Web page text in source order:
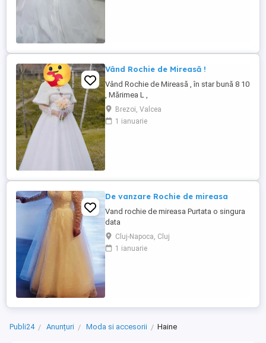
Vând Rochie de Mireasă !
Vând Rochie de Mireasă , în star bună 8 10
, Mărimea L ,
Brezoi, Valcea
1 ianuarie
De vanzare Rochie de mireasa
Vand rochie de mireasa Purtata o singura
data
Cluj-Napoca, Cluj
1 ianuarie
Publi24 Anunțuri Moda si accesorii Haine